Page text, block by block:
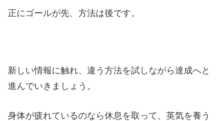
正にゴールが先、方法は後です。
新しい情報に触れ、違う方法を試しながら達成へと
進んでいきましょう。
身体が疲れているのなら休息を取って、英気を養う